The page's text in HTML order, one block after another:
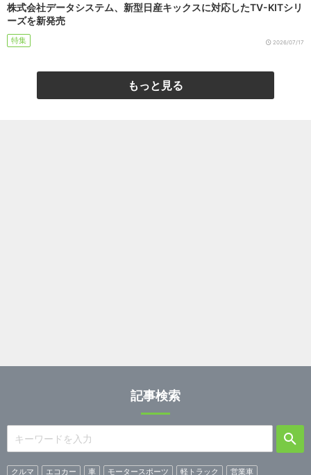
株式会社データシステム、新型日産キックスに対応したTV-KITシリ
ーズを新発売
特集 2026/07/17
もっと見る
記事検索
クルマ エコカー 車 モータースポーツ 軽トラック
営業車